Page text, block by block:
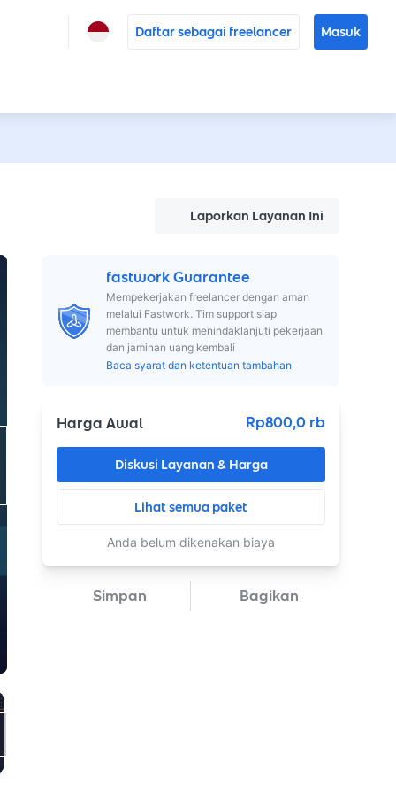
Daftar sebagai freelancer Masuk
Laporkan Layanan Ini
fastwork Guarantee
Mempekerjakan freelancer dengan aman
melalui Fastwork. Tim support siap
membantu untuk menindaklanjuti pekerjaan
dan jaminan uang kembali
Baca syarat dan ketentuan tambahan
Harga Awal Rp800,0 rb
Diskusi Layanan & Harga
Lihat semua paket
Anda belum dikenakan biaya
Simpan Bagikan